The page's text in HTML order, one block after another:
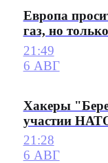
Европа
газ, но
21:49
6 АВГ
Хакеры
участии
21:28
6 АВГ